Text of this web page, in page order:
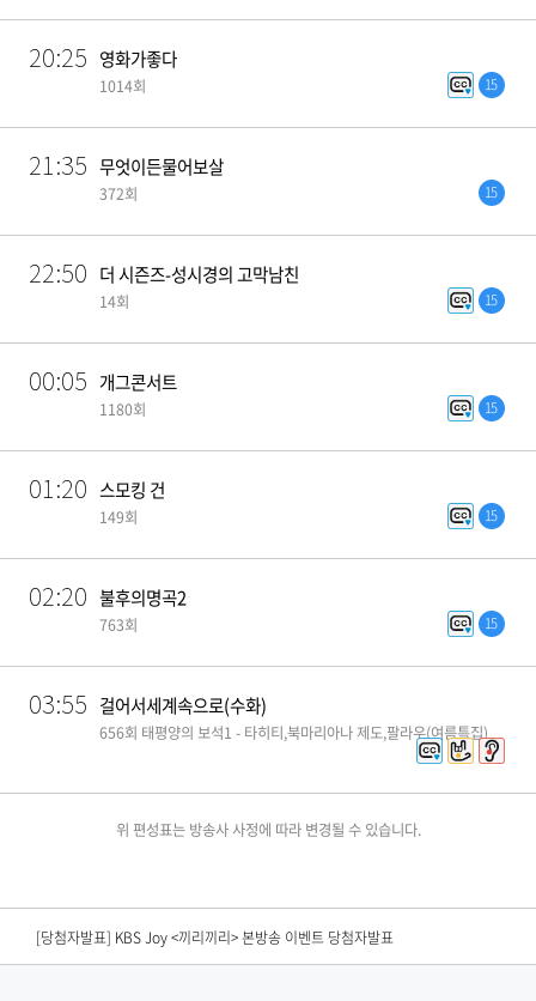
20:25 영화가좋다
1014회 15
21:35 무엇이든물어보살
372회 15
22:50 더 시즌즈-성시경의 고막남친
14회 15
00:05 개그콘서트
1180회 15
01:20 스모킹 건
149회 15
02:20 불후의명곡2
763회 15
03:55 걸어서세계속으로(수화)
656회 태평양의 보석1 - 타히티,북마리아나 제도,팔라우(여름특집)
위 편성표는 방송사 사정에 따라 변경될 수 있습니다.
[편성공지] KBS N SPORTS <2026 KBO리그> 경기 중단안내
[당첨자발표] KBS Joy <끼리끼리> 본방송 이벤트 당첨자발표​